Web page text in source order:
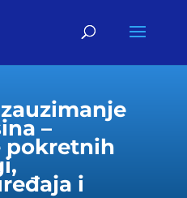
–
pokretnih
i